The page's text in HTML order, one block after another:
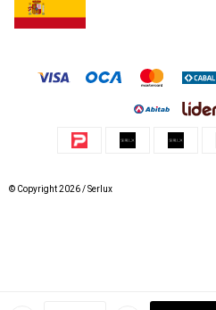
© Copyright 2026 / Serlux